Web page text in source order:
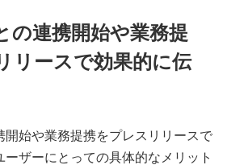
の連携開始や業務提
リースで効果的に伝
開始や業務提携をプレスリリースで
ーザーにとっての具体的なメリット